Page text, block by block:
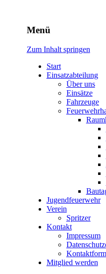
Freiwillige
Menü
Zum Inhalt springen
Start
Einsatzabteilung
Über uns
Einsätze
Fahrzeuge
Jugendfeuerwehr
Verein
Spritzer
Kontakt
Impressum
Mitglied werden